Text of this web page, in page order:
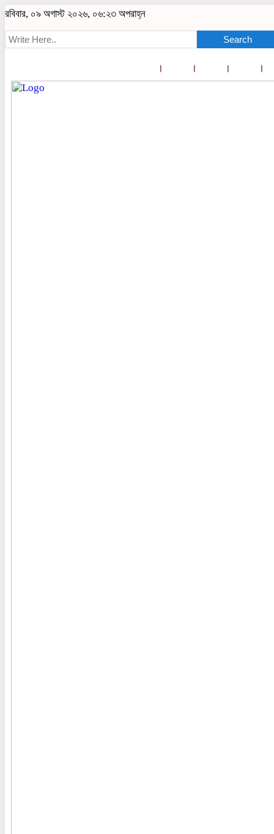
রবিবার, ০৯ অগাস্ট ২০২৬, ০৬:২৩ অপরাহ্ন
Search